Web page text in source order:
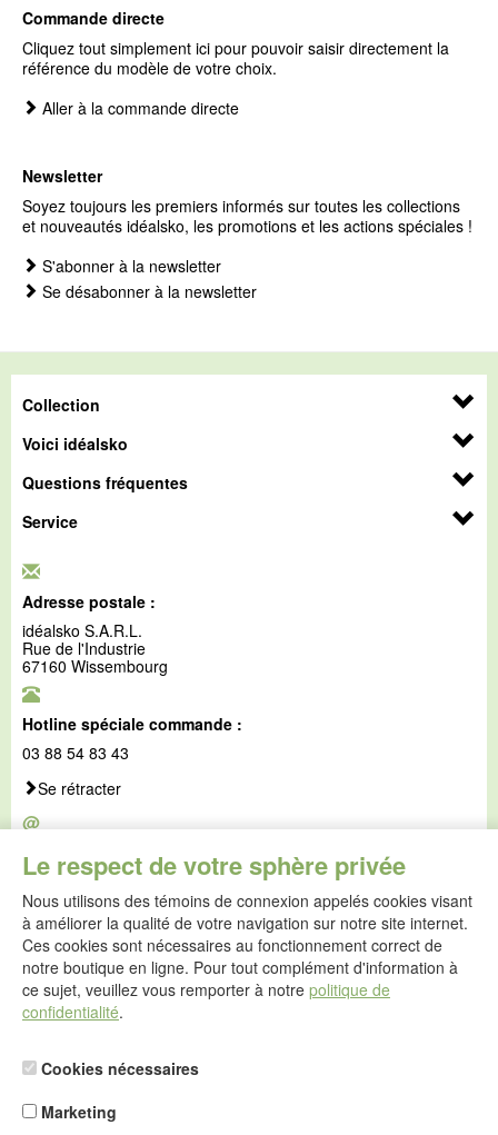
Le respect de votre sphère privée
Nous utilisons des témoins de connexion appelés cookies visant
à améliorer la qualité de votre navigation sur notre site internet.
Ces cookies sont nécessaires au fonctionnement correct de
notre boutique en ligne. Pour tout complément d'information à
ce sujet, veuillez vous remporter à notre politique de
confidentialité.
Cookies nécessaires
Marketing
Commande directe
Cliquez tout simplement ici pour pouvoir saisir directement la
référence du modèle de votre choix.
Aller à la commande directe
Newsletter
Soyez toujours les premiers informés sur toutes les collections
et nouveautés idéalsko, les promotions et les actions spéciales !
S'abonner à la newsletter
Se désabonner à la newsletter
Collection
Voici idéalsko
Questions fréquentes
Service
Adresse postale :
idéalsko S.A.R.L.
Rue de l'Industrie
67160 Wissembourg
Hotline spéciale commande :
03 88 54 83 43
Se rétracter
@
service@idealsko.fr
@
Formulaire de contact
Aller au formulaire de contact